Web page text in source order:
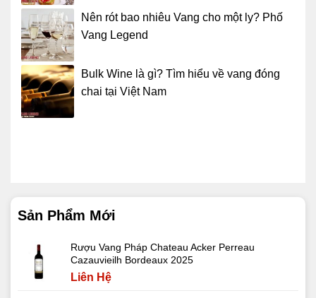
Nên rót bao nhiêu Vang cho một ly? Phố
Vang Legend
Bulk Wine là gì? Tìm hiểu về vang đóng
chai tại Việt Nam
Sản Phẩm Mới
Rượu Vang Pháp Chateau Acker Perreau
Cazauvieilh Bordeaux 2025
Liên Hệ